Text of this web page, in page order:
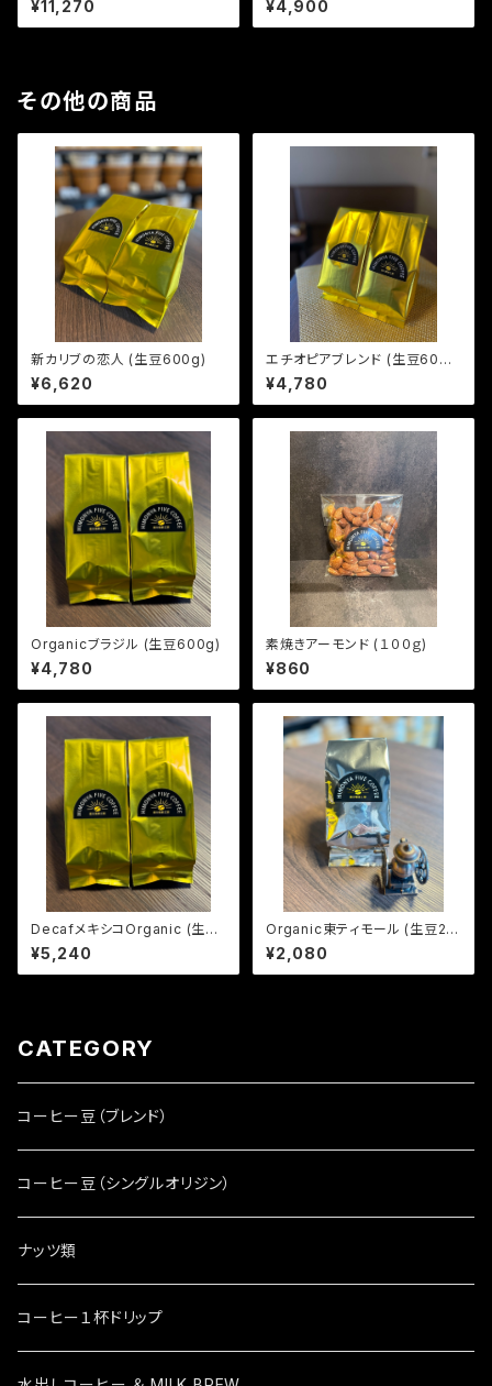
¥11,270 ¥4,900
その他の商品
新カリブの恋人 (生豆600g)
¥6,620
エチオピアブレンド (生豆600
g)
¥4,780
Organicブラジル (生豆600g)
¥4,780
素焼きアーモンド (１００ｇ)
¥860
DecafメキシコOrganic (生豆
600g)
¥5,240
Organic東ティモール (生豆24
0g)
¥2,080
CATEGORY
コーヒー豆（ブレンド）
コーヒー豆（シングルオリジン）
ナッツ類
コーヒー１杯ドリップ